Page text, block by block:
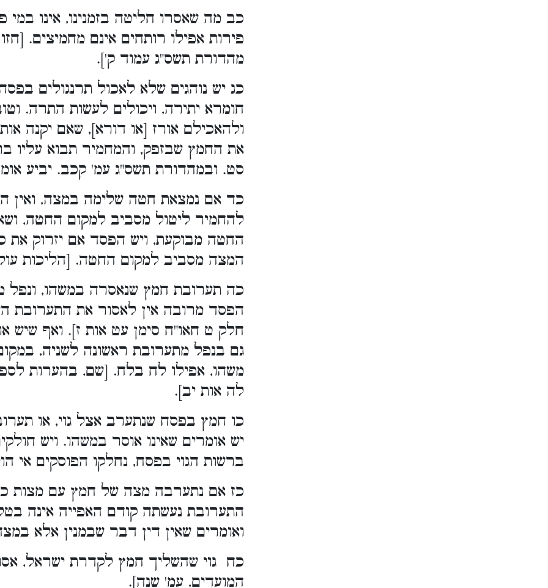
כב מה שאסרו חליטה בזמנינו, אינו במי
פירות אפילו רותחים אינם מחמיצים.
מהדורת תשס"ג עמוד ק'].
כג יש נוהגים שלא לאכול תרנגולים
חומרא יתירה, ויכולים לעשות התרה.
ולהאכילם אורז [או דורא], שאם יקנה
את החמץ שבזפק, והמחמיר תבוא עליו
סט. ובמהדורת תשס"ג עמ' קכב. יביע
כד אם נמצאת חטה שלימה במצה, ואין
להחמיר ליטול מסביב למקום החטה,
החטה מבוקעת, ויש הפסד אם יזרוק את
המצה מסביב למקום החטה. [הליכות
כה תערובת חמץ שנאסרה במשהו, ונפל
הפסד מרובה אין לאסור את התערובת
חלק ט חאו"ח סימן עט אות ז]. ואף שיש
גם בנפל מתערובת ראשונה לשניה,
משהו, אפילו לח בלח. [שם, בהערות
לה אות יב].
כו חמץ בפסח שנתערב אצל גוי, או
יש אומרים שאינו אוסר במשהו. ויש
ברשות הגוי בפסח, נחלקו הפוסקים אי
כז אם נתערבה מצה של חמץ עם מצות
התערובת נעשתה קודם האפייה אינה
ואומרים שאין דין דבר שבמנין אלא
כח גוי שהשליך חמץ לקדרת ישראל,
המועדים, עמ' שנה].